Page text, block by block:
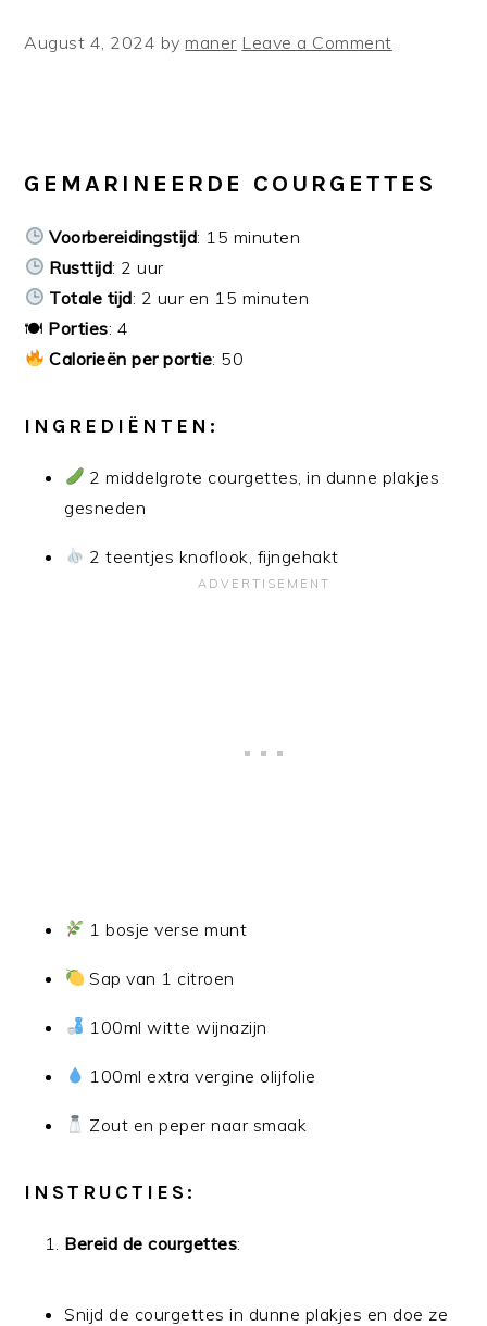
August 4, 2024 bymaner Leave a Comment
GEMARINEERDE COURGETTES
Voorbereidingstijd: 15 minuten
Rusttijd: 2 uur
Totale tijd: 2 uur en 15 minuten
🍽 Porties: 4
Calorieën per portie: 50
INGREDIËNTEN:
2 middelgrote courgettes, in dunne plakjes
gesneden
2 teentjes knoflook, fijngehakt
1 bosje verse munt
Sap van 1 citroen
100ml witte wijnazijn
100ml extra vergine olijfolie
Zout en peper naar smaak
INSTRUCTIES:
Bereid de courgettes:
Snijd de courgettes in dunne plakjes en doe ze